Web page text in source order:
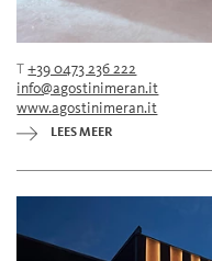
T+39 0473 236 222
info@agostinimeran.it
www.agostinimeran.it
LEES MEER